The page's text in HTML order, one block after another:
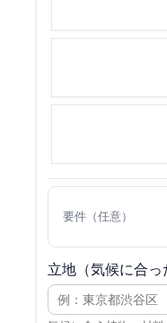
要件（任意）
立地（気候に合っ